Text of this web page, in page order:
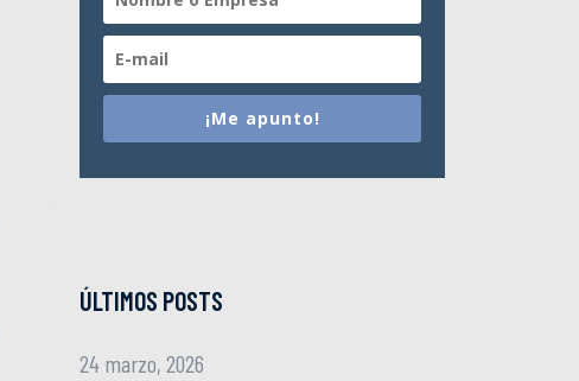
¡Me apunto!
ÚLTIMOS POSTS
24 marzo, 2026